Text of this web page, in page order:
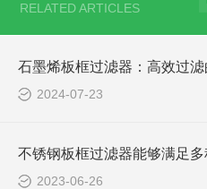
RELATED ARTICLES
2024-07-23
2023-06-26